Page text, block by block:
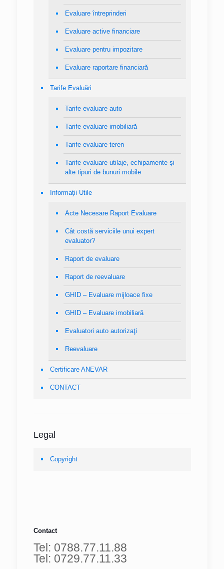
Evaluare întreprinderi
Evaluare active financiare
Evaluare pentru impozitare
Evaluare raportare financiară
Tarife Evaluări
Tarife evaluare auto
Tarife evaluare imobiliară
Tarife evaluare teren
Tarife evaluare utilaje, echipamente şi
alte tipuri de bunuri mobile
Informaţii Utile
Acte Necesare Raport Evaluare
Cât costă serviciile unui expert
evaluator?
Raport de evaluare
Raport de reevaluare
GHID – Evaluare mijloace fixe
GHID – Evaluare imobiliară
Evaluatori auto autorizaţi
Reevaluare
Certificare ANEVAR
CONTACT
Legal
Copyright
Contact
Tel: 0788.77.11.88
Tel: 0729.77.11.33